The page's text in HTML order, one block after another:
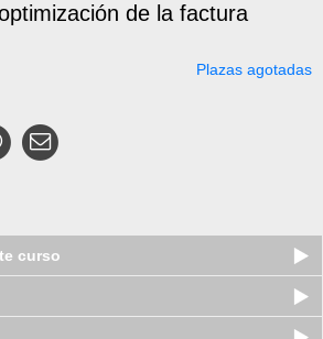
de la factura
Plazas agotadas
curso